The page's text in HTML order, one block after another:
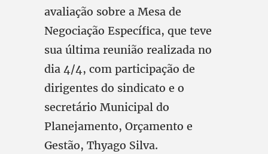
avaliação sobre a Mesa de
Negociação Específica, que teve
sua última reunião realizada no
dia 4/4, com participação de
dirigentes do sindicato e o
secretário Municipal do
Planejamento, Orçamento e
Gestão, Thyago Silva.